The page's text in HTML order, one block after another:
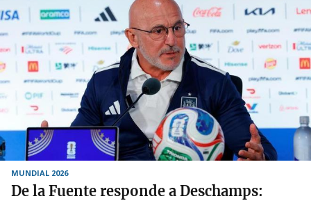
MUNDIAL 2026
De la Fuente responde a Deschamps: